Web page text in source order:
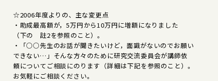
☆2006年度よりの、主な変更点
・助成最高額が，5万円から10万円に増額になりました
（下の 註2を参照のこと）。
・「○○先生のお話が聞きたいけど，面識がないのでお願い
できない…」そんな方々のために研究交流委員会が講師依
頼についてご相談にのります（詳細は下記を参照のこと）。
お気軽にご相談ください。